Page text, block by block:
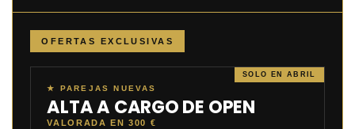
OFERTAS EXCLUSIVAS
SOLO EN ABRIL
★ PAREJAS NUEVAS
ALTA A CARGO DE OPEN
VALORADA EN 300 €